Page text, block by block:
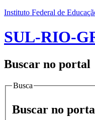
Instituto Federal de
SUL-RIO-
Buscar no portal
Busca
Buscar no